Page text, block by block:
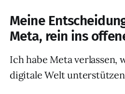
Meine
Meta, rein ins
Ich habe Meta verlassen,
digitale Welt